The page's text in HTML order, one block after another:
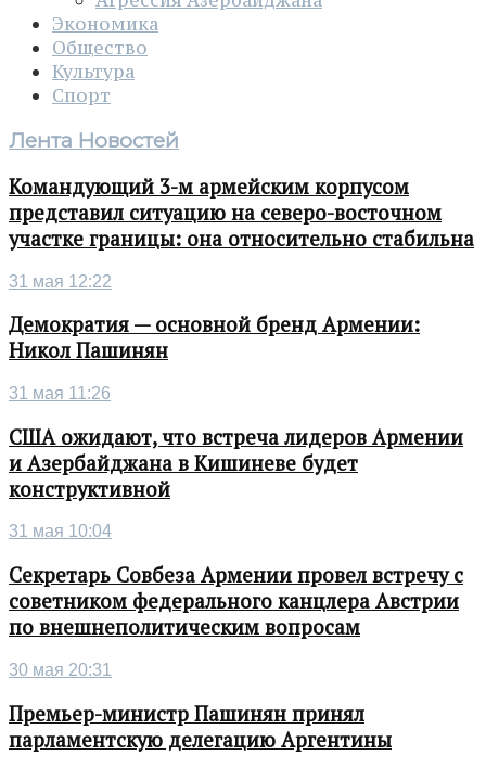
Экономика
Общество
Культура
Спорт
Лента Новостей
Командующий 3-м армейским корпусом
представил ситуацию на северо-восточном
участке границы: она относительно стабильна
31 мая 12:22
Демократия — основной бренд Армении:
Никол Пашинян
31 мая 11:26
США ожидают, что встреча лидеров Армении
и Азербайджана в Кишиневе будет
конструктивной
31 мая 10:04
Секретарь Совбеза Армении провел встречу с
советником федерального канцлера Австрии
по внешнеполитическим вопросам
30 мая 20:31
Премьер-министр Пашинян принял
парламентскую делегацию Аргентины